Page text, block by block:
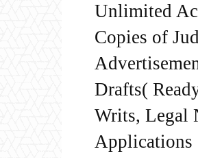
Unlimited
Copies of
Drafts(
Writs, Legal
Applications